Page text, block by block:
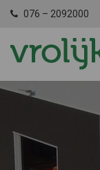
076 – 2092000